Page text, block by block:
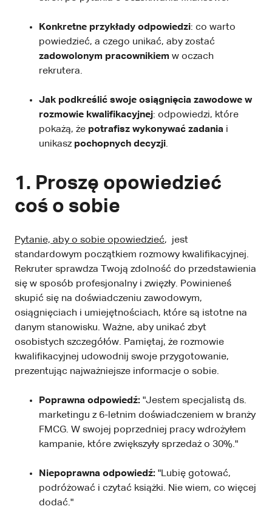
Konkretne przykłady odpowiedzi: co warto
powiedzieć, a czego unikać, aby zostać
zadowolonym pracownikiem w oczach
rekrutera.
Jak podkreślić swoje osiągnięcia zawodowe w
rozmowie kwalifikacyjnej: odpowiedzi, które
pokażą, że potrafisz wykonywać zadania i
unikasz pochopnych decyzji.
1. Proszę opowiedzieć
coś o sobie
Pytanie, aby o sobie opowiedzieć, jest
standardowym początkiem rozmowy kwalifikacyjnej.
Rekruter sprawdza Twoją zdolność do przedstawienia
się w sposób profesjonalny i zwięzły. Powinieneś
skupić się na doświadczeniu zawodowym,
osiągnięciach i umiejętnościach, które są istotne na
danym stanowisku. Ważne, aby unikać zbyt
osobistych szczegółów. Pamiętaj, że rozmowie
kwalifikacyjnej udowodnij swoje przygotowanie,
prezentując najważniejsze informacje o sobie.
Poprawna odpowiedź: "Jestem specjalistą ds.
marketingu z 6-letnim doświadczeniem w branży
FMCG. W swojej poprzedniej pracy wdrożyłem
kampanie, które zwiększyły sprzedaż o 30%."
Niepoprawna odpowiedź: "Lubię gotować,
podróżować i czytać książki. Nie wiem, co więcej
dodać."